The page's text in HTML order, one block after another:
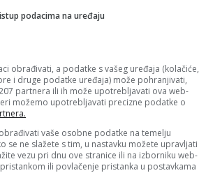
podacima na uređaju
obrađivati, a podatke s vašeg uređaja (kolačiće,
i druge podatke uređaja) može pohranjivati,
partnera ili ih može upotrebljavati ova web-
možemo upotrebljavati precizne podatke o
vaše osobne podatke na temelju
se ne slažete s tim, u nastavku možete upravljati
vezu pri dnu ove stranice ili na izborniku web-
ili povlačenje pristanka u postavkama